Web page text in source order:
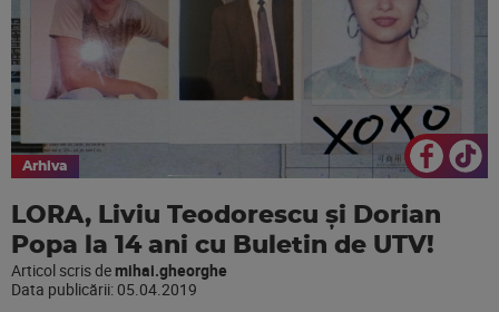
Arhiva
LORA, Liviu Teodorescu și Dorian
Popa la 14 ani cu Buletin de UTV!
Articol scris demihai.gheorghe
Data publicării: 05.04.2019